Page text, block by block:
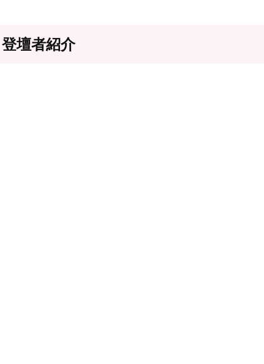
登壇者紹介